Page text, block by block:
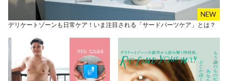
デリケートゾーンも日常ケア！いま注目される「サードパーツケア」とは？